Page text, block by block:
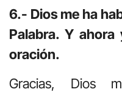
6.- Dios me ha
Palabra. Y
oración.
Gracias, Dios